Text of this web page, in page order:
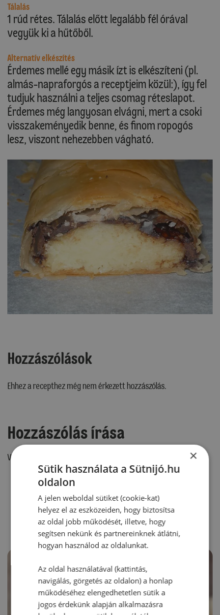
Tálalás
1 rúd rétes. Tálalás előtt legalább fél órával
vegyük ki a hűtőből.
Alternatív elkészítés
Érdemes mellé egy másik ízt is elkészíteni (pl.
almás-napraforgós a receptjeim közül:), így fel
tudjuk használni a teljes csomag réteslapot.
Érdemes még langyosan elvágni, mert a csoki
visszakeményedik benne, és finom ropogós
lesz, viszont nehezebben vágható.
Hozzászólások
Ehhez a recepthez még nem érkezett hozzászólás.
Hozzászólás írása
Vélemény írásához, kérjük,
RECEPTAJÁNLÓ
×
Sütik használata a Sütnijó.hu
oldalon
A jelen weboldal sütiket (cookie-kat)
helyez el az eszközeiden, hogy biztosítsa
az oldal jobb működését, illetve, hogy
segítsen nekünk és partnereinknek átlátni,
hogyan használod az oldalunkat.
Az oldal használatával (kattintás,
navigálás, görgetés az oldalon) a honlap
működéséhez elengedhetetlen sütik a
jogos érdekünk alapján alkalmazásra